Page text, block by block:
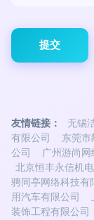
友情链接： 无锡
有限公司
东莞市
公司
广州游尚网
北京恒丰永信机
骋同亭网络科技有
用汽车有限公司
装饰工程有限公司